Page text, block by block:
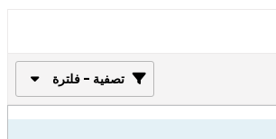
تصفية - فلترة